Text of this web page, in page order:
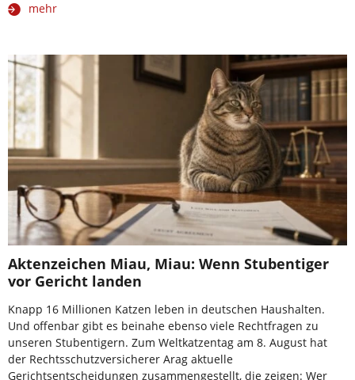
mehr
Aktenzeichen Miau, Miau: Wenn Stubentiger
vor Gericht landen
Knapp 16 Millionen Katzen leben in deutschen Haushalten.
Und offenbar gibt es beinahe ebenso viele Rechtfragen zu
unseren Stubentigern. Zum Weltkatzentag am 8. August hat
der Rechtsschutzversicherer Arag aktuelle
Gerichtsentscheidungen zusammengestellt, die zeigen: Wer